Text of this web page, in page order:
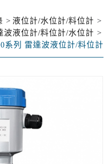
液位計/水位計/料位計
波液位計/料位計/水位計
系列 雷達波液位計/料位計